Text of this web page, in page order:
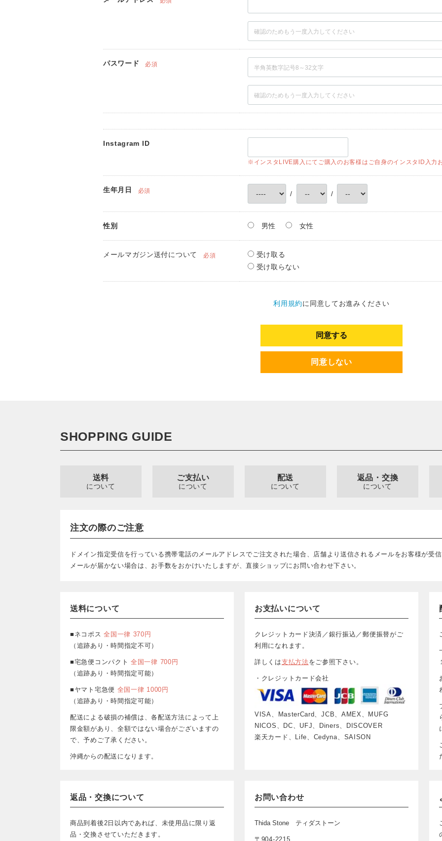
パスワード 必須
Instagram ID
※インスタLIVE購入にてご購入のお客様はご自身のインスタID入力
生年月日 必須 / /
性別 男性 女性
メールマガジン送付について 必須
受け取る
受け取らない
利用規約に同意してお進みください
同意する
同意しない
SHOPPING GUIDE
送料
について
ご支払い
について
配送
について
返品・交換
について
注文の際のご注意
ドメイン指定受信を行っている携帯電話のメールアドレスでご注文された場合、店舗より送信されるメールをお客様が受信
メールが届かない場合は、お手数をおかけいたしますが、直接ショップにお問い合わせ下さい。
送料について
■ネコポス 全国一律 370円
（追跡あり・時間指定不可）
■宅急便コンパクト 全国一律 700円
（追跡あり・時間指定可能）
■ヤマト宅急便 全国一律 1000円
（追跡あり・時間指定可能）
配送による破損の補償は、各配送方法によって上
限金額があり、全額ではない場合がございますの
で、予めご了承ください。
沖縄からの配送になります。
お支払いについて
クレジットカード決済／銀行振込／郵便振替がご
利用になれます。
詳しくは支払方法をご参照下さい。
・クレジットカード会社
VISA、MasterCard、JCB、AMEX、MUFG
NICOS、DC、UFJ、Diners、DISCOVER
楽天カード、Life、Cedyna、SAISON
返品・交換について
商品到着後2日以内であれば、未使用品に限り返
品・交換させていただきます。
お問い合わせ
Thida Stone ティダストーン
〒904-2215